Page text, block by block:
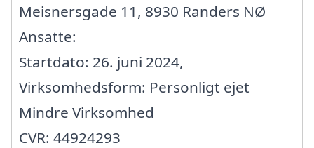
Meisnersgade 11, 8930 Randers NØ
Ansatte:
Startdato: 26. juni 2024,
Virksomhedsform: Personligt ejet
Mindre Virksomhed
CVR: 44924293